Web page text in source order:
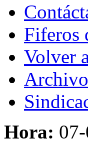
Fiferos
Volver
Hora: